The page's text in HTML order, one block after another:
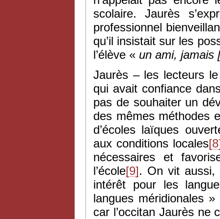
scolaire. Jaurès
professionnel
qu’il insistait sur les
l’élève « un ami, jamais
Jaurès – les lecteurs
qui avait confiance
pas de souhaiter un
des mêmes méthodes
d’écoles laïques
aux conditions locales
nécessaires et
l’école[9]. On vit aussi,
intérêt pour les
langues méridionales
car l’occitan Jaurès ne